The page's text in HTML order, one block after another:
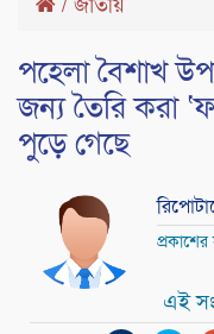
পহেলা বৈশাখ
জন্য তৈরি করা
পুড়ে গেছে
এই